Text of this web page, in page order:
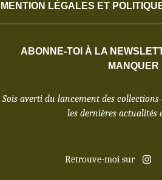
MENTION LÉGALES ET
ABONNE-TOI À LA
MANQUER
Sois averti du lancement des
les dernières actualités
Retrouve-moi sur